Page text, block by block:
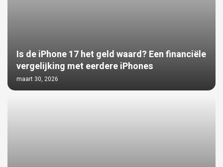
Is de iPhone 17 het geld waard? Een financiële
vergelijking met eerdere iPhones
maart 30, 2026